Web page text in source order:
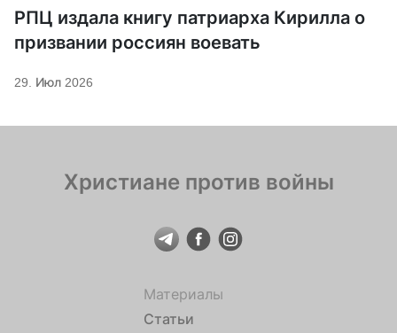
РПЦ издала книгу патриарха Кирилла о
призвании россиян воевать
29. Июл 2026
Христиане против войны
Материалы
Статьи